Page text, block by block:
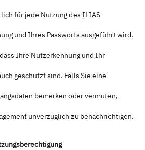
für jede Nutzung des ILIAS-
und Ihres Passworts ausgeführt wird.
Ihre Nutzerkennung und Ihr
geschützt sind. Falls Sie eine
bemerken oder vermuten,
unverzüglich zu benachrichtigen.